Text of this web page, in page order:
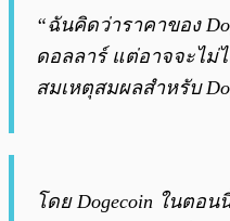
“ฉันคิดว่าราคาของ
ดอลลาร์ แต่อาจจะไม่
สมเหตุสมผลสำหรับ
โดย Dogecoin ในตอน